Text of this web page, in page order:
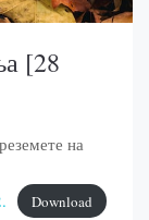
[28
на
Download